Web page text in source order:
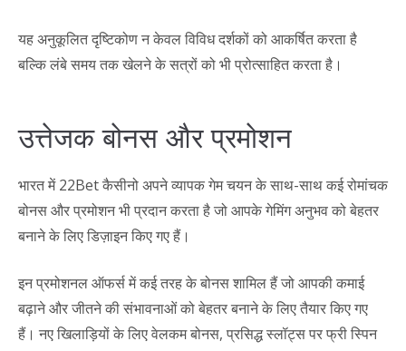
यह अनुकूलित दृष्टिकोण न केवल विविध दर्शकों को आकर्षित करता है
बल्कि लंबे समय तक खेलने के सत्रों को भी प्रोत्साहित करता है।
उत्तेजक बोनस और प्रमोशन
भारत में 22Bet कैसीनो अपने व्यापक गेम चयन के साथ-साथ कई रोमांचक
बोनस और प्रमोशन भी प्रदान करता है जो आपके गेमिंग अनुभव को बेहतर
बनाने के लिए डिज़ाइन किए गए हैं।
इन प्रमोशनल ऑफर्स में कई तरह के बोनस शामिल हैं जो आपकी कमाई
बढ़ाने और जीतने की संभावनाओं को बेहतर बनाने के लिए तैयार किए गए
हैं। नए खिलाड़ियों के लिए वेलकम बोनस, प्रसिद्ध स्लॉट्स पर फ्री स्पिन